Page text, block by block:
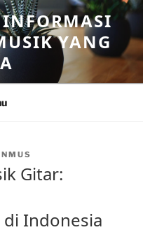
INFORMASI
YANG
Gitar:
Indonesia